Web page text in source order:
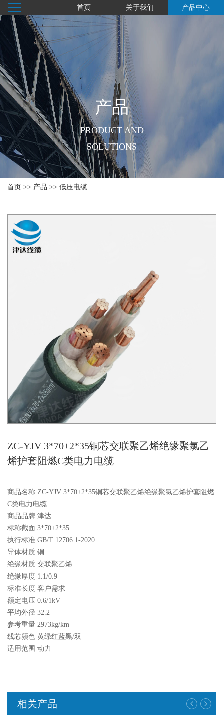
首页 关于我们 产品中心
产品
PRODUCT AND
SOLUTIONS
首页 >> 产品 >> 低压电缆
ZC-YJV 3*70+2*35铜芯交联聚乙烯绝缘聚氯乙
烯护套阻燃C类电力电缆
商品名称 ZC-YJV 3*70+2*35铜芯交联聚乙烯绝缘聚氯乙烯护套阻燃
C类电力电缆
商品品牌 津达
标称截面 3*70+2*35
执行标准 GB/T 12706.1-2020
导体材质 铜
绝缘材质 交联聚乙烯
绝缘厚度 1.1/0.9
标准长度 客户需求
额定电压 0.6/1kV
平均外径 32.2
参考重量 2973kg/km
线芯颜色 黄绿红蓝黑/双
适用范围 动力
相关产品